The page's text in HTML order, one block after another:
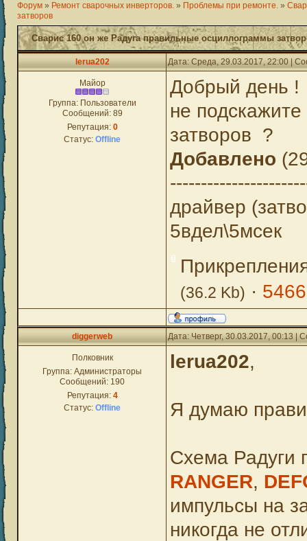
Форум » Ремонт сварочных инверторов. » Проблемы при ремонте. »
затворов
Сварис 160 он же Радуга правильные осциллограммы
lerua202 Дата: Среда, 29.03.2017, 22:00 |
Майор
Группа: Пользователи
Сообщений: 89
Репутация: 0
Статус: Offline
Добрый день !
не
затворов ?
Добавлено
драйвер
5вдел\5мсек
(36.2 Kb) ·
diggerweb Дата: Четверг, 30.03.2017, 00:13 |
Полковник
Группа: Администраторы
Сообщений: 190
Репутация: 4
Статус: Offline
lerua202,
Я думаю
Схема Радуги
RANGER,
импульсы на
никогда не